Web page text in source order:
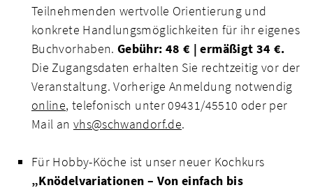
Teilnehmenden wertvolle Orientierung und
konkrete Handlungsmöglichkeiten für ihr eigenes
Buchvorhaben.Gebühr: 48 € | ermäßigt 34 €.
Die Zugangsdaten erhalten Sie rechtzeitig vor der
Veranstaltung. Vorherige Anmeldung notwendig
online, telefonisch unter 09431/45510 oder per
Mail an vhs@schwandorf.de.
Für Hobby-Köche ist unser neuer Kochkurs
„Knödelvariationen – Von einfach bis